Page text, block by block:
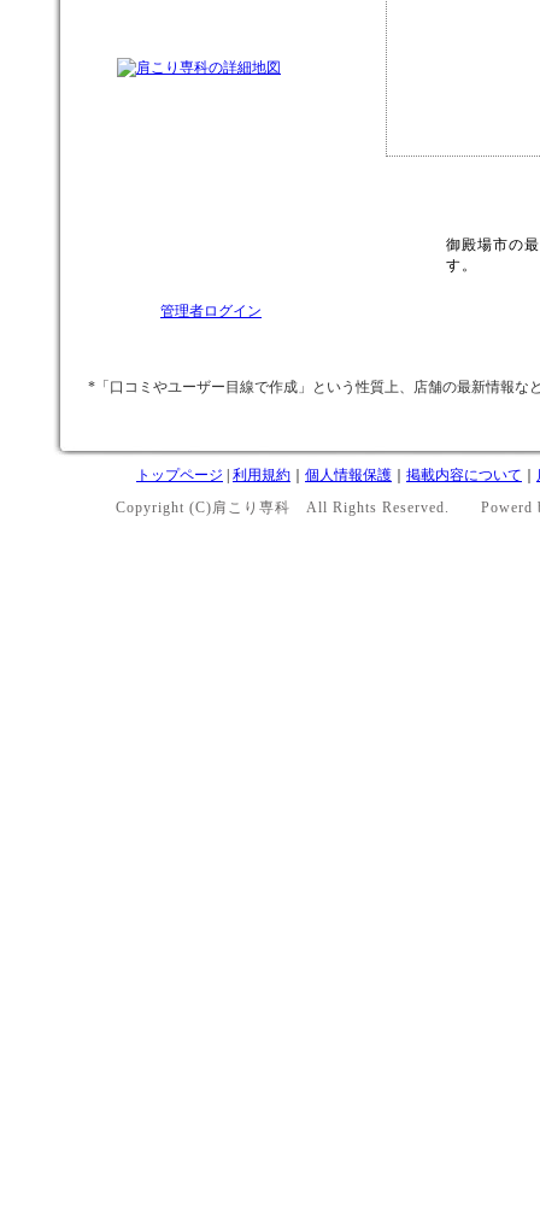
管理者ログイン
御殿場市の
す。
*「口コミやユーザー目線で作成」という性質上、店舗の最新情報
トップページ 利用規約 個人情報保護 掲載内容について
Copyright (C)肩こり専科 All Rights Reserved. Powerd